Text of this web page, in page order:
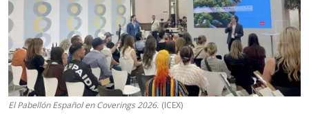
El Pabellón Español en Coverings 2026. (ICEX)